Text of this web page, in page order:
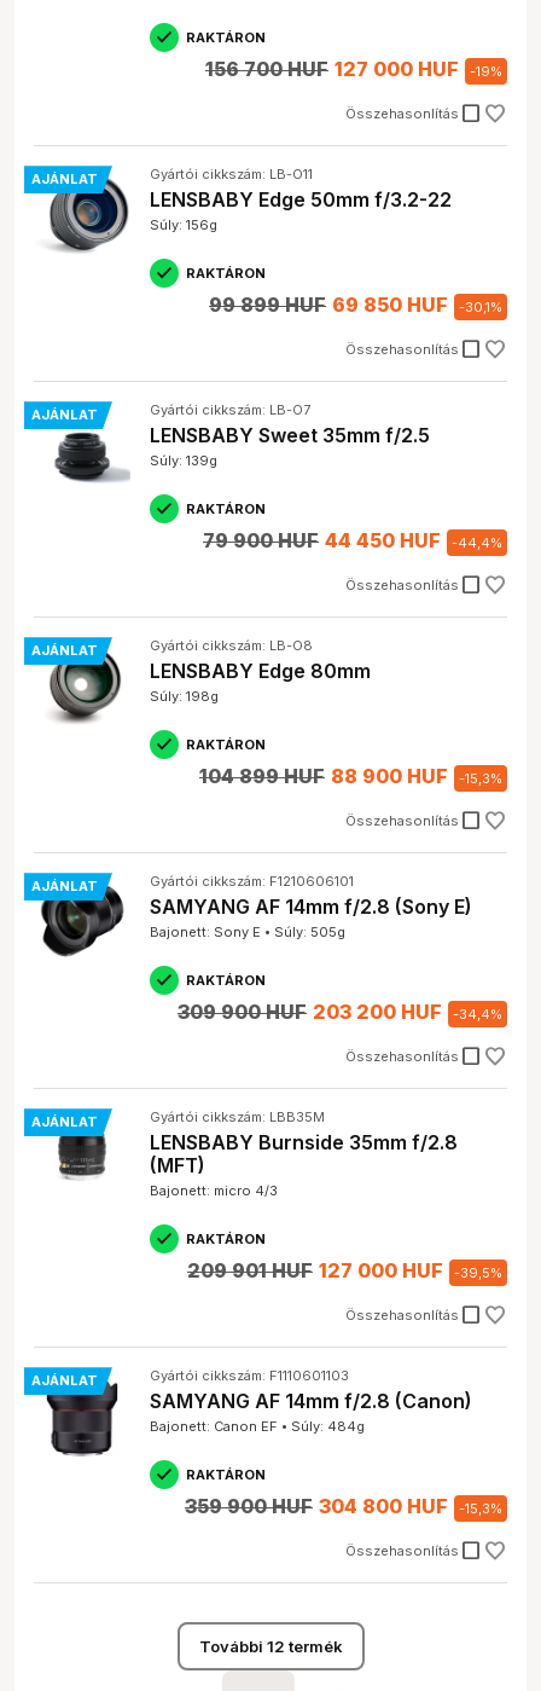
RAKTÁRON
Összehasonlítás check_box_outline_blank
156 700 HUF 127 000 HUF -19%
AJÁNLAT Gyártói cikkszám: LB-O11
LENSBABY Edge 50mm f/3.2-22
Súly: 156g
RAKTÁRON
Összehasonlítás check_box_outline_blank
99 899 HUF 69 850 HUF -30,1%
AJÁNLAT Gyártói cikkszám: LB-O7
LENSBABY Sweet 35mm f/2.5
Súly: 139g
RAKTÁRON
Összehasonlítás check_box_outline_blank
79 900 HUF 44 450 HUF -44,4%
AJÁNLAT Gyártói cikkszám: LB-O8
LENSBABY Edge 80mm
Súly: 198g
RAKTÁRON
Összehasonlítás check_box_outline_blank
104 899 HUF 88 900 HUF -15,3%
AJÁNLAT Gyártói cikkszám: F1210606101
SAMYANG AF 14mm f/2.8 (Sony E)
Bajonett: Sony E • Súly: 505g
RAKTÁRON
Összehasonlítás check_box_outline_blank
309 900 HUF 203 200 HUF -34,4%
AJÁNLAT Gyártói cikkszám: LBB35M
LENSBABY Burnside 35mm f/2.8
(MFT)
Bajonett: micro 4/3
RAKTÁRON
Összehasonlítás check_box_outline_blank
209 901 HUF 127 000 HUF -39,5%
AJÁNLAT Gyártói cikkszám: F1110601103
SAMYANG AF 14mm f/2.8 (Canon)
Bajonett: Canon EF • Súly: 484g
RAKTÁRON
Összehasonlítás check_box_outline_blank
359 900 HUF 304 800 HUF -15,3%
További 12 termék